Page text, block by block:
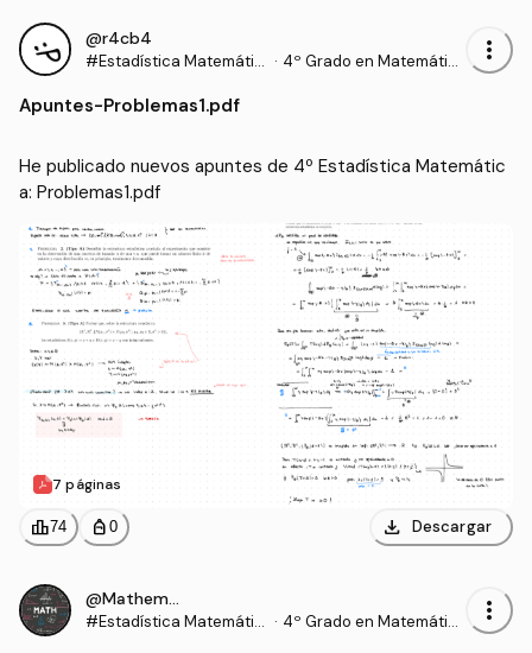
@r4cb4
#Estadística Matemátic · 4º Grado en Matemátic
more_vert
Apuntes-Problemas1.pdf
He publicado nuevos apuntes de 4º Estadística Matemátic
a: Problemas1.pdf
7 páginas
leaderboard74 personal_bag 0 download Descargar
@Mathematician
#Estadística Matemátic · 4º Grado en Matemátic
more_vert